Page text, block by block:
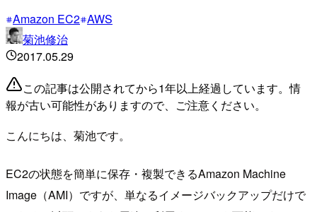
Amazon EC2 AWS
菊池修治
2017.05.29
この記事は公開されてから1年以上経過しています。情
報が古い可能性がありますので、ご注意ください。
こんにちは、菊池です。
EC2の状態を簡単に保存・複製できるAmazon Machine
Image（AMI）ですが、単なるイメージバックアップだけで